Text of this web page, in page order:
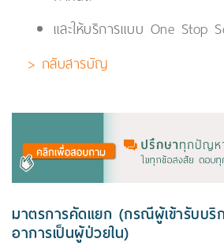
และให้บริการแบบ One Stop
> กลับสารบัญ
มาตรการคัดแยก (กรณีผู้เข้ารับบริ
อาการเป็นผู้ป่วยใน)